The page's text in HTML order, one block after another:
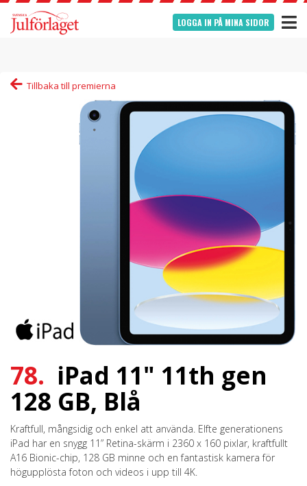
LOGGA IN PÅ MINA SIDOR
Tillbaka till premierna
78. iPad 11" 11th gen
128 GB, Blå
Kraftfull, mångsidig och enkel att använda. Elfte generationens
iPad har en snygg 11” Retina-skärm i 2360 x 160 pixlar, kraftfullt
A16 Bionic-chip, 128 GB minne och en fantastisk kamera för
högupplösta foton och videos i upp till 4K.